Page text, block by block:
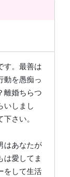
す。最善は
動を愚痴っ
離婚ちらつ
いしまし
さい。
はあなたが
は愛してま
をして生活